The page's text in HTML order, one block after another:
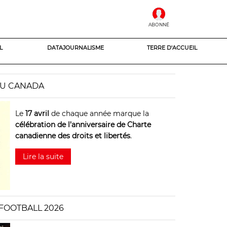
ABONNÉ
DATAJOURNALISME TERRE D'ACCUEIL
CANADA
Le 17 avril de chaque année marque la
célébration de l’anniversaire de Charte
canadienne des droits et libertés.
Lire la suite
2026